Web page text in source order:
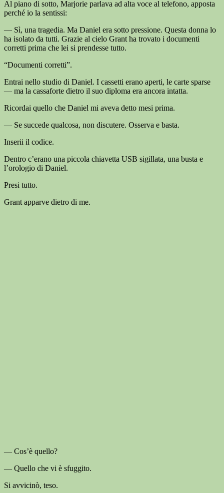
Al piano di sotto, Marjorie parlava ad alta voce al telefono, apposta
perché io la sentissi:
— Sì, una tragedia. Ma Daniel era sotto pressione. Questa donna lo
ha isolato da tutti. Grazie al cielo Grant ha trovato i documenti
corretti prima che lei si prendesse tutto.
“Documenti corretti”.
Entrai nello studio di Daniel. I cassetti erano aperti, le carte sparse
— ma la cassaforte dietro il suo diploma era ancora intatta.
Ricordai quello che Daniel mi aveva detto mesi prima.
— Se succede qualcosa, non discutere. Osserva e basta.
Inserii il codice.
Dentro c’erano una piccola chiavetta USB sigillata, una busta e
l’orologio di Daniel.
Presi tutto.
Grant apparve dietro di me.
— Cos’è quello?
— Quello che vi è sfuggito.
Si avvicinò, teso.